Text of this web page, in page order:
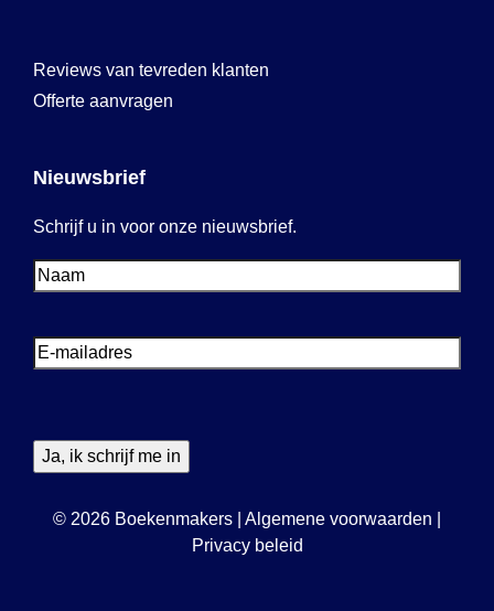
Reviews van tevreden klanten
Offerte aanvragen
Nieuwsbrief
Schrijf u in voor onze nieuwsbrief.
Voornaam
E-
mailadres
© 2026 Boekenmakers Algemene voorwaarden
Privacy beleid